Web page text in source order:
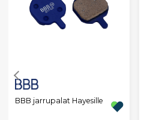
BBB jarrupalat Hayesille